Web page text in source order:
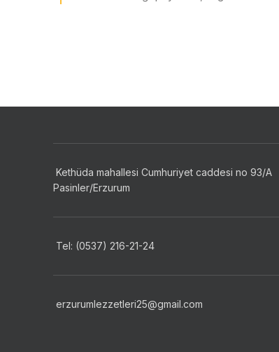
Kethüda mahallesi Cumhuriyet caddesi no 93/A
Pasinler/Erzurum
Tel: (0537) 216-21-24
erzurumlezzetleri25@gmail.com